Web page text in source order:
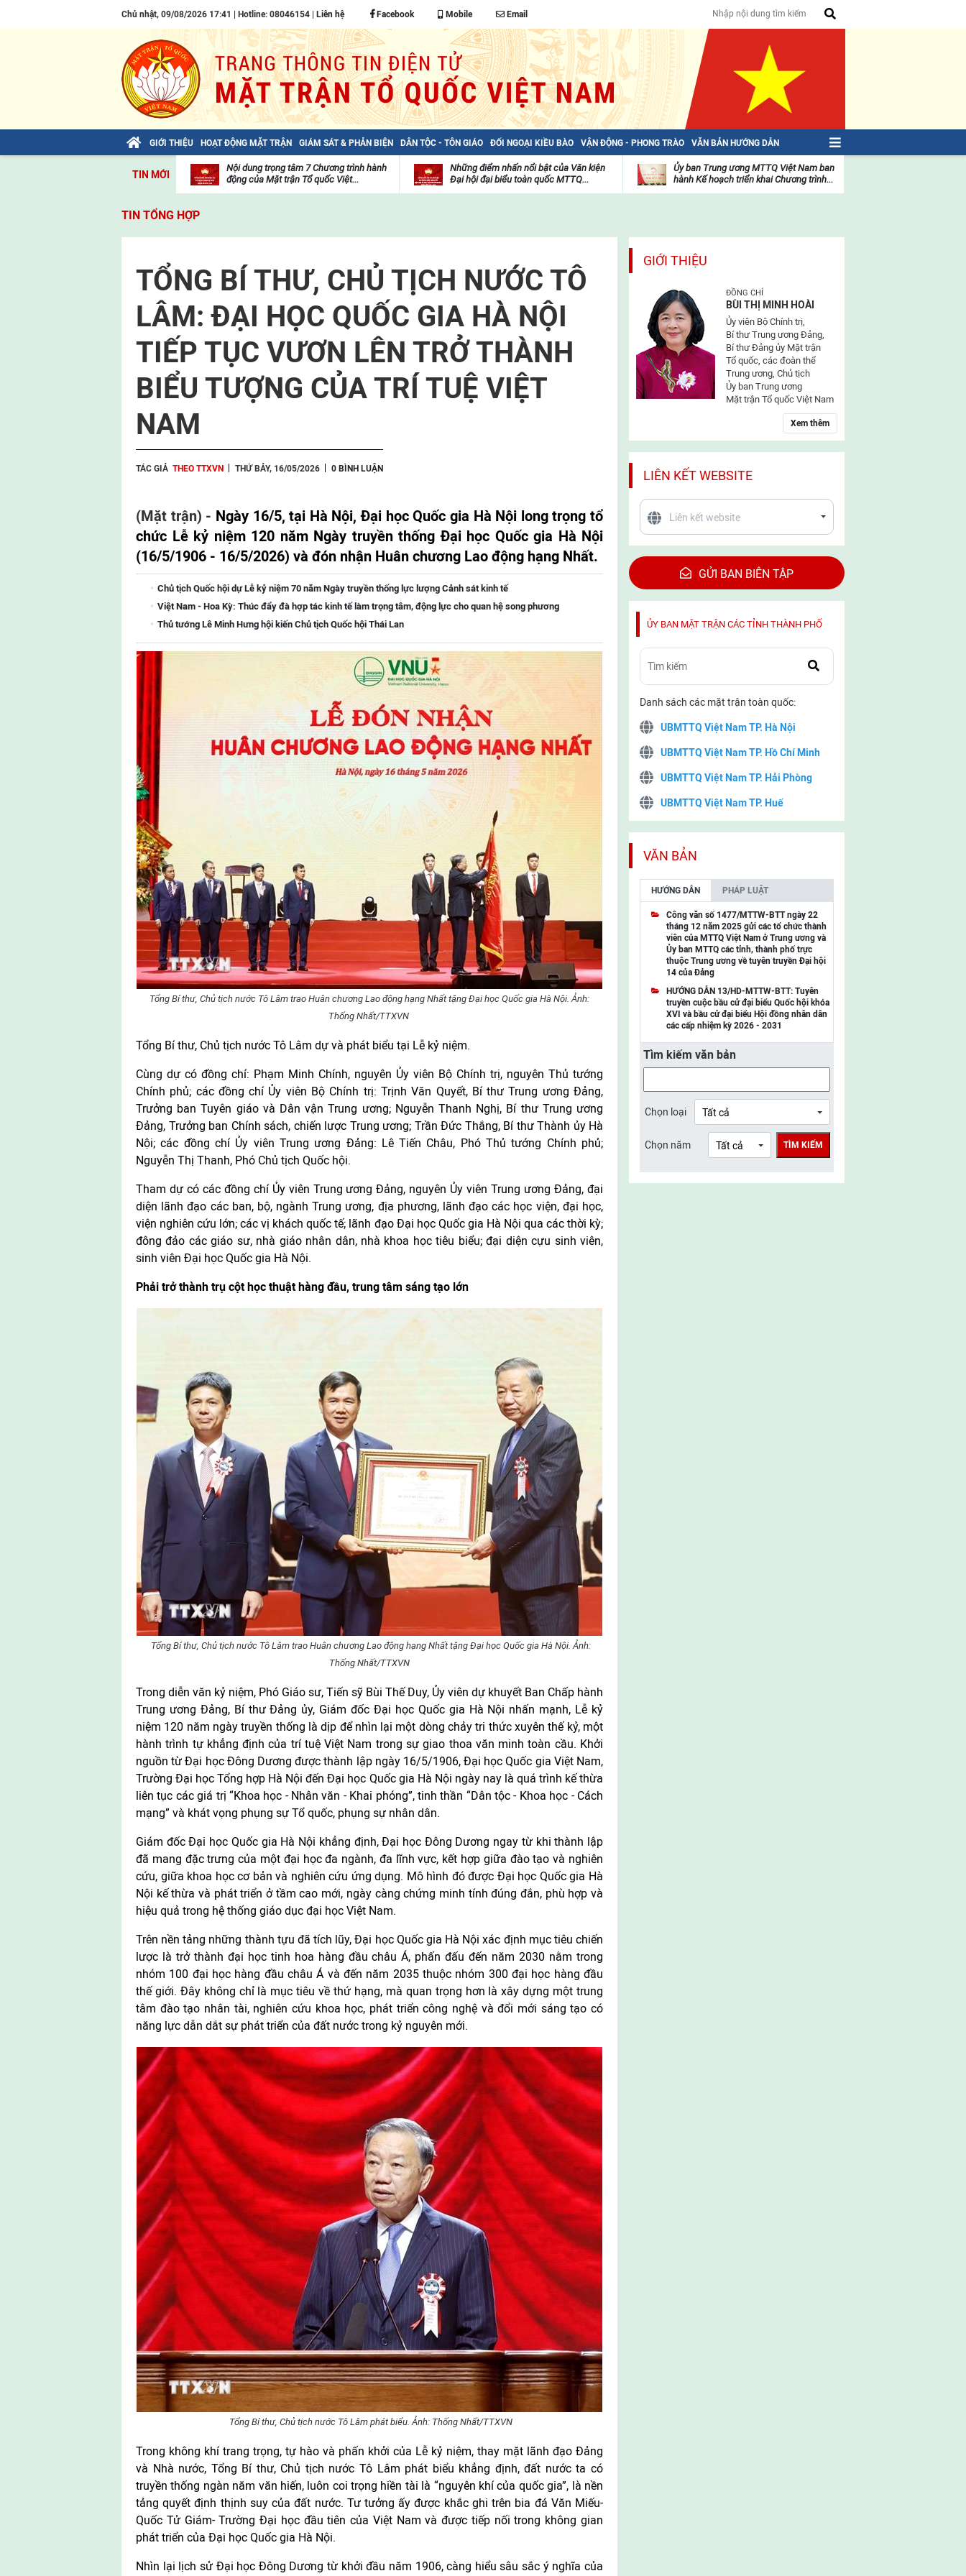
Chủ nhật, 09/08/2026 17:41 | Hotline: 08046154 | Liên hệ Facebook Mobile Email
GIỚI THIỆU HOẠT ĐỘNG MẶT TRẬN GIÁM SÁT & PHẢN BIỆN DÂN TỘC - TÔN GIÁO ĐỐI NGOẠI KIỀU BÀO VẬN ĐỘNG - PHONG TRÀO VĂN BẢN HƯỚNG DẪN
TIN MỚI
Bài viết của Tổng Bí thư Tô Lâm: TIẾN
viện
Nội dung trọng tâm 7 Chương trình hành
động của Mặt trận Tổ quốc Việt...
Những điểm nhấn nổi bật của Văn kiện
Đại hội đại biểu toàn quốc MTTQ...
mặt
trận
Ủy ban Trung ương MTTQ Việt Nam ban
hành Kế hoạch triển khai Chương trình...
TIN TỔNG HỢP
TỔNG BÍ THƯ, CHỦ TỊCH NƯỚC TÔ
LÂM: ĐẠI HỌC QUỐC GIA HÀ NỘI
TIẾP TỤC VƯƠN LÊN TRỞ THÀNH
BIỂU TƯỢNG CỦA TRÍ TUỆ VIỆT
NAM
TÁC GIẢ THEO TTXVN THỨ BẢY, 16/05/2026 0 BÌNH LUẬN
(Mặt trận) - Ngày 16/5, tại Hà Nội, Đại học Quốc gia Hà Nội long trọng tổ
chức Lễ kỷ niệm 120 năm Ngày truyền thống Đại học Quốc gia Hà Nội
(16/5/1906 - 16/5/2026) và đón nhận Huân chương Lao động hạng Nhất.
Chủ tịch Quốc hội dự Lễ kỷ niệm 70 năm Ngày truyền thống lực lượng Cảnh sát kinh tế
Việt Nam - Hoa Kỳ: Thúc đẩy đà hợp tác kinh tế làm trọng tâm, động lực cho quan hệ song phương
Thủ tướng Lê Minh Hưng hội kiến Chủ tịch Quốc hội Thái Lan
Tổng Bí thư, Chủ tịch nước Tô Lâm trao Huân chương Lao động hạng Nhất tặng Đại học Quốc gia Hà Nội. Ảnh:
Thống Nhất/TTXVN
Tổng Bí thư, Chủ tịch nước Tô Lâm dự và phát biểu tại Lễ kỷ niệm.
Cùng dự có đồng chí: Phạm Minh Chính, nguyên Ủy viên Bộ Chính trị, nguyên Thủ tướng
Chính phủ; các đồng chí Ủy viên Bộ Chính trị: Trịnh Văn Quyết, Bí thư Trung ương Đảng,
Trưởng ban Tuyên giáo và Dân vận Trung ương; Nguyễn Thanh Nghị, Bí thư Trung ương
Đảng, Trưởng ban Chính sách, chiến lược Trung ương; Trần Đức Thắng, Bí thư Thành ủy Hà
Nội; các đồng chí Ủy viên Trung ương Đảng: Lê Tiến Châu, Phó Thủ tướng Chính phủ;
Nguyễn Thị Thanh, Phó Chủ tịch Quốc hội.
Tham dự có các đồng chí Ủy viên Trung ương Đảng, nguyên Ủy viên Trung ương Đảng, đại
diện lãnh đạo các ban, bộ, ngành Trung ương, địa phương, lãnh đạo các học viện, đại học,
viện nghiên cứu lớn; các vị khách quốc tế; lãnh đạo Đại học Quốc gia Hà Nội qua các thời kỳ;
đông đảo các giáo sư, nhà giáo nhân dân, nhà khoa học tiêu biểu; đại diện cựu sinh viên,
sinh viên Đại học Quốc gia Hà Nội.
Phải trở thành trụ cột học thuật hàng đầu, trung tâm sáng tạo lớn
Tổng Bí thư, Chủ tịch nước Tô Lâm trao Huân chương Lao động hạng Nhất tặng Đại học Quốc gia Hà Nội. Ảnh:
Thống Nhất/TTXVN
Trong diễn văn kỷ niệm, Phó Giáo sư, Tiến sỹ Bùi Thế Duy, Ủy viên dự khuyết Ban Chấp hành
Trung ương Đảng, Bí thư Đảng ủy, Giám đốc Đại học Quốc gia Hà Nội nhấn mạnh, Lễ kỷ
niệm 120 năm ngày truyền thống là dịp để nhìn lại một dòng chảy tri thức xuyên thế kỷ, một
hành trình tự khẳng định của trí tuệ Việt Nam trong sự giao thoa văn minh toàn cầu. Khởi
nguồn từ Đại học Đông Dương được thành lập ngày 16/5/1906, Đại học Quốc gia Việt Nam,
Trường Đại học Tổng hợp Hà Nội đến Đại học Quốc gia Hà Nội ngày nay là quá trình kế thừa
liên tục các giá trị “Khoa học - Nhân văn - Khai phóng”, tinh thần “Dân tộc - Khoa học - Cách
mạng” và khát vọng phụng sự Tổ quốc, phụng sự nhân dân.
Giám đốc Đại học Quốc gia Hà Nội khẳng định, Đại học Đông Dương ngay từ khi thành lập
đã mang đặc trưng của một đại học đa ngành, đa lĩnh vực, kết hợp giữa đào tạo và nghiên
cứu, giữa khoa học cơ bản và nghiên cứu ứng dụng. Mô hình đó được Đại học Quốc gia Hà
Nội kế thừa và phát triển ở tầm cao mới, ngày càng chứng minh tính đúng đắn, phù hợp và
hiệu quả trong hệ thống giáo dục đại học Việt Nam.
Trên nền tảng những thành tựu đã tích lũy, Đại học Quốc gia Hà Nội xác định mục tiêu chiến
lược là trở thành đại học tinh hoa hàng đầu châu Á, phấn đấu đến năm 2030 nằm trong
nhóm 100 đại học hàng đầu châu Á và đến năm 2035 thuộc nhóm 300 đại học hàng đầu
thế giới. Đây không chỉ là mục tiêu về thứ hạng, mà quan trọng hơn là xây dựng một trung
tâm đào tạo nhân tài, nghiên cứu khoa học, phát triển công nghệ và đổi mới sáng tạo có
năng lực dẫn dắt sự phát triển của đất nước trong kỷ nguyên mới.
Tổng Bí thư, Chủ tịch nước Tô Lâm phát biểu. Ảnh: Thống Nhất/TTXVN
Trong không khí trang trọng, tự hào và phấn khởi của Lễ kỷ niệm, thay mặt lãnh đạo Đảng
và Nhà nước, Tổng Bí thư, Chủ tịch nước Tô Lâm phát biểu khẳng định, đất nước ta có
truyền thống ngàn năm văn hiến, luôn coi trọng hiền tài là “nguyên khí của quốc gia”, là nền
tảng quyết định thịnh suy của đất nước. Tư tưởng ấy được khắc ghi trên bia đá Văn Miếu-
Quốc Tử Giám- Trường Đại học đầu tiên của Việt Nam và được tiếp nối trong không gian
phát triển của Đại học Quốc gia Hà Nội.
Nhìn lại lịch sử Đại học Đông Dương từ khởi đầu năm 1906, càng hiểu sâu sắc ý nghĩa của
GIỚI THIỆU
ĐỒNG CHÍ
BÙI THỊ MINH HOÀI
Ủy viên Bộ Chính trị,
Bí thư Trung ương Đảng,
Bí thư Đảng ủy Mặt trận
Tổ quốc, các đoàn thể
Trung ương, Chủ tịch
Ủy ban Trung ương
Mặt trận Tổ quốc Việt Nam
Xem thêm
LIÊN KẾT WEBSITE
GỬI BAN BIÊN TẬP
ỦY BAN MẶT TRẬN CÁC TỈNH THÀNH PHỐ
Danh sách các mặt trận toàn quốc:
UBMTTQ Việt Nam TP. Hà Nội
UBMTTQ Việt Nam TP. Hồ Chí Minh
UBMTTQ Việt Nam TP. Hải Phòng
UBMTTQ Việt Nam TP. Huế
UBMTTQ Việt Nam TP. Cần Thơ
UBMTTQ Việt Nam tỉnh Quảng Ninh
UBMTTQ Việt Nam tỉnh Cao Bằng
UBMTTQ Việt Nam tỉnh Lạng Sơn
UBMTTQ Việt Nam tỉnh Lai Châu
UBMTTQ Việt Nam tỉnh Điện Biên
UBMTTQ Việt Nam tỉnh Sơn La
UBMTTQ Việt Nam tỉnh Thanh Hóa
UBMTTQ Việt Nam tỉnh Nghệ An
UBMTTQ Việt Nam tỉnh Lào Cai
UBMTTQ Việt Nam tỉnh Thái Nguyên
VĂN BẢN
HƯỚNG DẪN PHÁP LUẬT
Công văn số 1477/MTTW-BTT ngày 22
tháng 12 năm 2025 gửi các tổ chức thành
viên của MTTQ Việt Nam ở Trung ương và
Ủy ban MTTQ các tỉnh, thành phố trực
thuộc Trung ương về tuyên truyền Đại hội
14 của Đảng
HƯỚNG DẪN 13/HD-MTTW-BTT: Tuyên
truyền cuộc bầu cử đại biểu Quốc hội khóa
XVI và bầu cử đại biểu Hội đồng nhân dân
các cấp nhiệm kỳ 2026 - 2031
Tìm kiếm văn bản
Chọn loại
Chọn năm TÌM KIẾM